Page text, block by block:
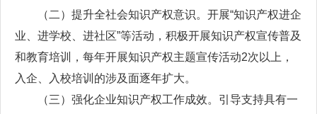
（二）提升全社会知识产权意识。开展“知识产权进企
业、进学校、进社区”等活动，积极开展知识产权宣传普及
和教育培训，每年开展知识产权主题宣传活动2次以上，
入企、入校培训的涉及面逐年扩大。
（三）强化企业知识产权工作成效。引导支持具有一